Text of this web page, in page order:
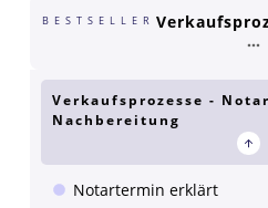
BESTSELLER
Verkaufsprozesse -
Nachbereitung
Notartermin erklärt